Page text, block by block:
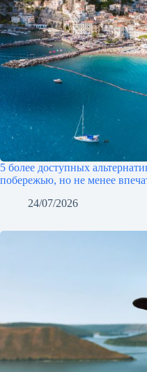
5 более доступных
побережью, но не менее
24/07/2026